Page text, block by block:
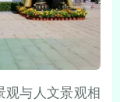
观与人文景观相